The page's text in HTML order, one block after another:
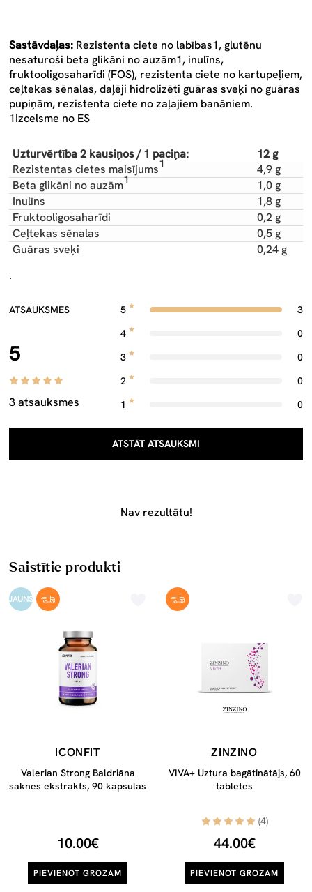
Sastāvdaļas: Rezistenta ciete no labības1, glutēnu
nesaturoši beta glikāni no auzām1, inulīns,
fruktooligosaharīdi (FOS), rezistenta ciete no kartupeļiem,
ceļtekas sēnalas, daļēji hidrolizēti guāras sveķi no guāras
pupiņām, rezistenta ciete no zaļajiem banāniem.
1Izcelsme no ES
Uzturvērtība 2 kausiņos / 1 paciņa:
12 g
Rezistentas cietes maisījums1
4,9 g
Beta glikāni no auzām1
1,0 g
Inulīns
1,8 g
Fruktooligosaharīdi
0,2 g
Ceļtekas sēnalas
0,5 g
Guāras sveķi
0,24 g
.
ATSAUKSMES
5
3 atsauksmes
5
3
4
0
3
0
2
0
1
0
ATSTĀT ATSAUKSMI
Nav rezultātu!
Saistītie produkti
JAUNS
ICONFIT
Valerian Strong Baldriāna
saknes ekstrakts, 90 kapsulas
10.00€
PIEVIENOT GROZAM
ZINZINO
VIVA+ Uztura bagātinātājs, 60
tabletes
(4)
44.00€
PIEVIENOT GROZAM